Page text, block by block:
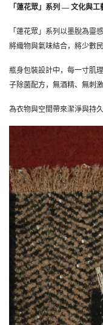
「蓮花眾」系列 — 文化與工
「蓮花眾」系列以墨脫為靈
將織物與氣味結合，將少數
瓶身包裝設計中，每一寸肌
子除菌配方，無酒精、無刺
為衣物與空間帶來潔淨與持久